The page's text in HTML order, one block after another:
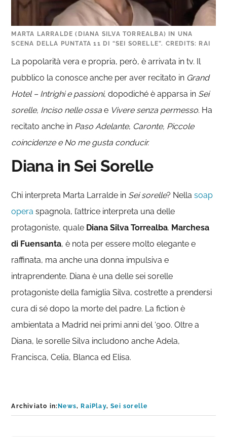
MARTA LARRALDE (DIANA SILVA TORREALBA) IN UNA
SCENA DELLA PUNTATA 11 DI “SEI SORELLE”. CREDITS: RAI
La popolarità vera e propria, però, è arrivata in tv. Il
pubblico la conosce anche per aver recitato in Grand
Hotel – Intrighi e passioni, dopodiché è apparsa in Sei
sorelle, Inciso nelle ossa e Vivere senza permesso. Ha
recitato anche in Paso Adelante, Caronte, Piccole
coincidenze e No me gusta conducir.
Diana in Sei Sorelle
Chi interpreta Marta Larralde in Sei sorelle? Nellasoap
opera spagnola, l’attrice interpreta una delle
protagoniste, quale Diana Silva Torrealba. Marchesa
di Fuensanta, è nota per essere molto elegante e
raffinata, ma anche una donna impulsiva e
intraprendente. Diana è una delle sei sorelle
protagoniste della famiglia Silva, costrette a prendersi
cura di sé dopo la morte del padre. La fiction è
ambientata a Madrid nei primi anni del ‘900. Oltre a
Diana, le sorelle Silva includono anche Adela,
Francisca, Celia, Blanca ed Elisa.
Archiviato in: News, RaiPlay,Sei sorelle